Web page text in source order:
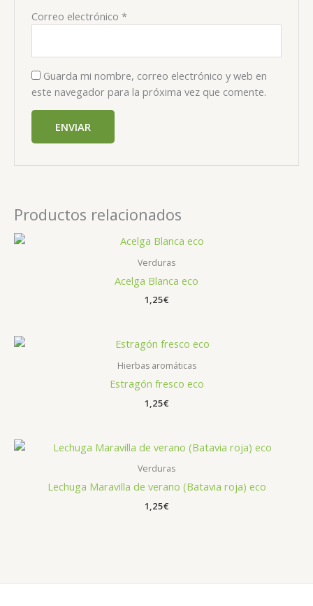
Correo electrónico*
Guarda mi nombre, correo electrónico y web en
este navegador para la próxima vez que comente.
Productos relacionados
Verduras
Acelga Blanca eco
1,25€
Hierbas aromáticas
Estragón fresco eco
1,25€
Verduras
Lechuga Maravilla de verano (Batavia roja) eco
1,25€